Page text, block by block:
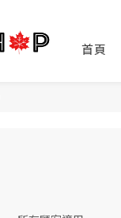
首頁